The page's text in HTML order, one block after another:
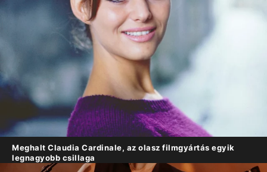
Meghalt Claudia Cardinale, az olasz filmgyártás egyik
legnagyobb csillaga